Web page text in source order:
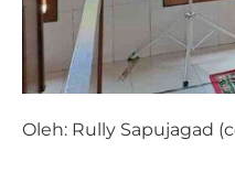
Oleh: Rully Sapujagad